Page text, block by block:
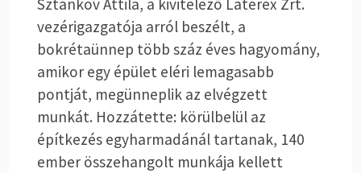
vezérigazgatója arról beszélt, a
bokrétaünnep több száz éves hagyomány,
amikor egy épület eléri lemagasabb
pontját, megünneplik az elvégzett
munkát. Hozzátette: körülbelül az
építkezés egyharmadánál tartanak, 140
ember összehangolt munkája kellett